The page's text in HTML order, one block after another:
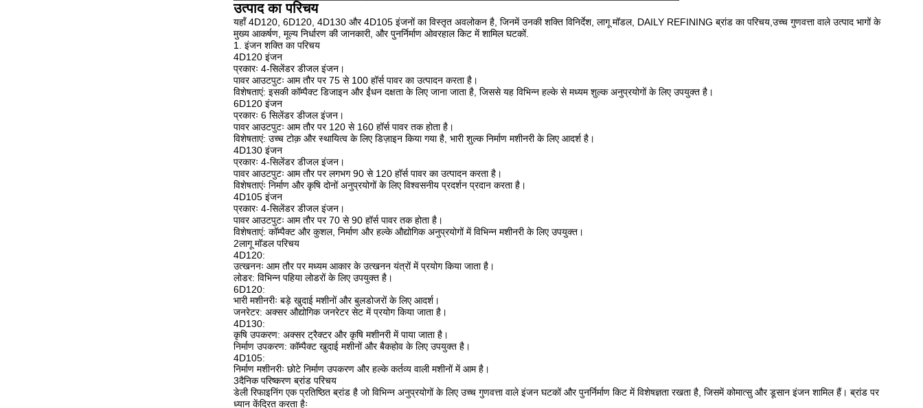
उत्पाद का परिचय
यहाँ 4D120, 6D120, 4D130 और 4D105 इंजनों का विस्तृत अवलोकन है, जिनमें उनकी शक्ति विनिर्देश, लागू मॉडल, DAILY REFINING ब्रांड का परिचय,उच्च गुणवत्ता वाले उत्पाद भागों के
मुख्य आकर्षण, मूल्य निर्धारण की जानकारी, और पुनर्निर्माण ओवरहाल किट में शामिल घटकों.
1. इंजन शक्ति का परिचय
4D120 इंजन
प्रकारः 4-सिलेंडर डीजल इंजन।
पावर आउटपुटः आम तौर पर 75 से 100 हॉर्स पावर का उत्पादन करता है।
विशेषताएं: इसकी कॉम्पैक्ट डिजाइन और ईंधन दक्षता के लिए जाना जाता है, जिससे यह विभिन्न हल्के से मध्यम शुल्क अनुप्रयोगों के लिए उपयुक्त है।
6D120 इंजन
प्रकारः 6 सिलेंडर डीजल इंजन।
पावर आउटपुटः आम तौर पर 120 से 160 हॉर्स पावर तक होता है।
विशेषताएं: उच्च टोक़ और स्थायित्व के लिए डिज़ाइन किया गया है, भारी शुल्क निर्माण मशीनरी के लिए आदर्श है।
4D130 इंजन
प्रकारः 4-सिलेंडर डीजल इंजन।
पावर आउटपुटः आम तौर पर लगभग 90 से 120 हॉर्स पावर का उत्पादन करता है।
विशेषताएंः निर्माण और कृषि दोनों अनुप्रयोगों के लिए विश्वसनीय प्रदर्शन प्रदान करता है।
4D105 इंजन
प्रकारः 4-सिलेंडर डीजल इंजन।
पावर आउटपुटः आम तौर पर 70 से 90 हॉर्स पावर तक होता है।
विशेषताएं: कॉम्पैक्ट और कुशल, निर्माण और हल्के औद्योगिक अनुप्रयोगों में विभिन्न मशीनरी के लिए उपयुक्त।
2लागू मॉडल परिचय
4D120:
उत्खननः आम तौर पर मध्यम आकार के उत्खनन यंत्रों में प्रयोग किया जाता है।
लोडर: विभिन्न पहिया लोडरों के लिए उपयुक्त है।
6D120:
भारी मशीनरीः बड़े खुदाई मशीनों और बुलडोजरों के लिए आदर्श।
जनरेटर: अक्सर औद्योगिक जनरेटर सेट में प्रयोग किया जाता है।
4D130:
कृषि उपकरण: अक्सर ट्रैक्टर और कृषि मशीनरी में पाया जाता है।
निर्माण उपकरण: कॉम्पैक्ट खुदाई मशीनों और बैकहोव के लिए उपयुक्त है।
4D105:
निर्माण मशीनरीः छोटे निर्माण उपकरण और हल्के कर्तव्य वाली मशीनों में आम है।
3दैनिक परिष्करण ब्रांड परिचय
डेली रिफाइनिंग एक प्रतिष्ठित ब्रांड है जो विभिन्न अनुप्रयोगों के लिए उच्च गुणवत्ता वाले इंजन घटकों और पुनर्निर्माण किट में विशेषज्ञता रखता है, जिसमें कोमात्सु और डूसान इंजन शामिल हैं। ब्रांड पर
ध्यान केंद्रित करता हैः